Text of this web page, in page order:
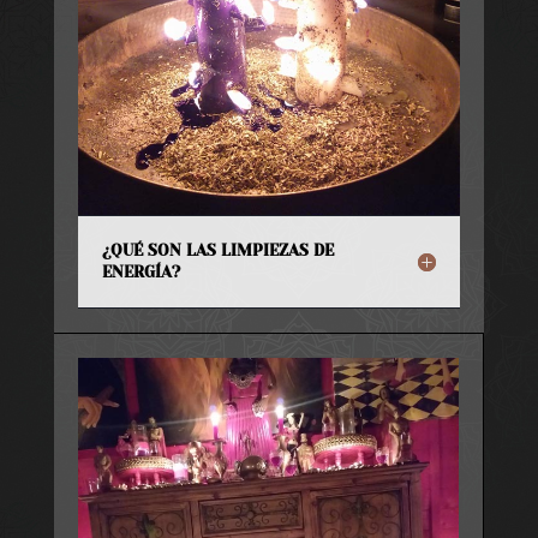
¿QUÉ SON LAS LIMPIEZAS DE
ENERGÍA?